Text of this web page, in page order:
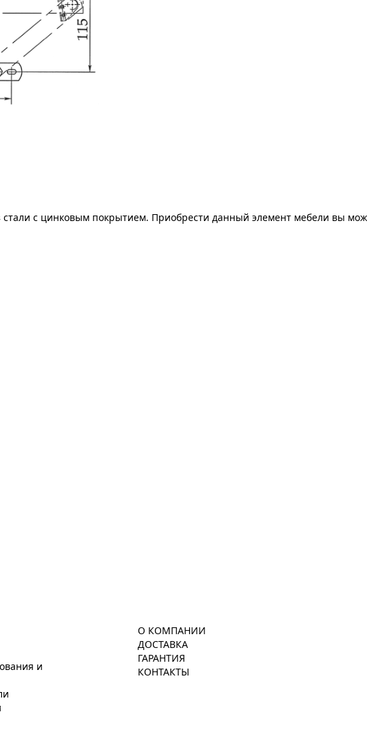
с цинковым покрытием. Приобрести данный элемент мебели вы
и
О КОМПАНИИ
ДОСТАВКА
ГАРАНТИЯ
КОНТАКТЫ